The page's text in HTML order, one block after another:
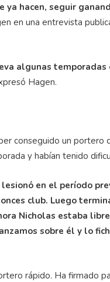
ya hacen, seguir
en una entrevista
algunas temporadas
Hagen.
conseguido un portero
y habían tenido
en el período
club. Luego
Nicholas estaba
sobre él y lo
rápido. Ha firmado